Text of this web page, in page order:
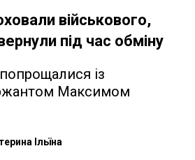
військового,
під час обміну
із
Максимом
Ільїна